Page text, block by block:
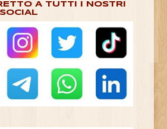
A TUTTI I NOSTRI